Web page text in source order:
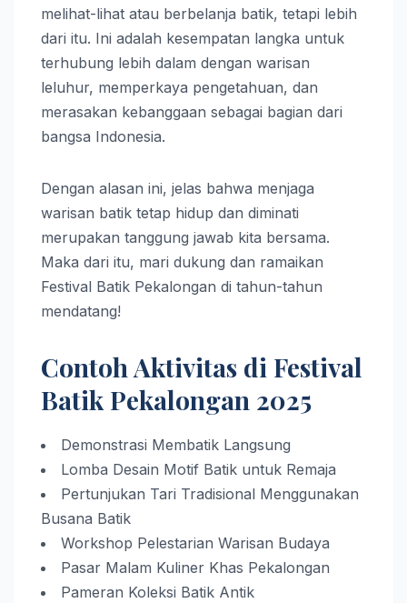
melihat-lihat atau berbelanja batik, tetapi lebih
dari itu. Ini adalah kesempatan langka untuk
terhubung lebih dalam dengan warisan
leluhur, memperkaya pengetahuan, dan
merasakan kebanggaan sebagai bagian dari
bangsa Indonesia.
Dengan alasan ini, jelas bahwa menjaga
warisan batik tetap hidup dan diminati
merupakan tanggung jawab kita bersama.
Maka dari itu, mari dukung dan ramaikan
Festival Batik Pekalongan di tahun-tahun
mendatang!
Contoh Aktivitas di Festival
Batik Pekalongan 2025
Demonstrasi Membatik Langsung
Lomba Desain Motif Batik untuk Remaja
Pertunjukan Tari Tradisional Menggunakan
Busana Batik
Workshop Pelestarian Warisan Budaya
Pasar Malam Kuliner Khas Pekalongan
Pameran Koleksi Batik Antik